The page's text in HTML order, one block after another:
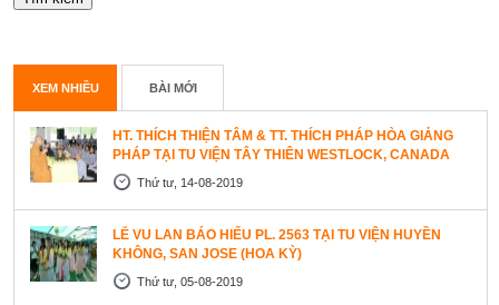
XEM NHIỀU BÀI MỚI
HT. THÍCH THIỆN TÂM & TT. THÍCH PHÁP HÒA GIẢNG
PHÁP TẠI TU VIỆN TÂY THIÊN WESTLOCK, CANADA
Thứ tư, 14-08-2019
LỄ VU LAN BÁO HIẾU PL. 2563 TẠI TU VIỆN HUYỀN
KHÔNG, SAN JOSE (HOA KỲ)
Thứ tư, 05-08-2019